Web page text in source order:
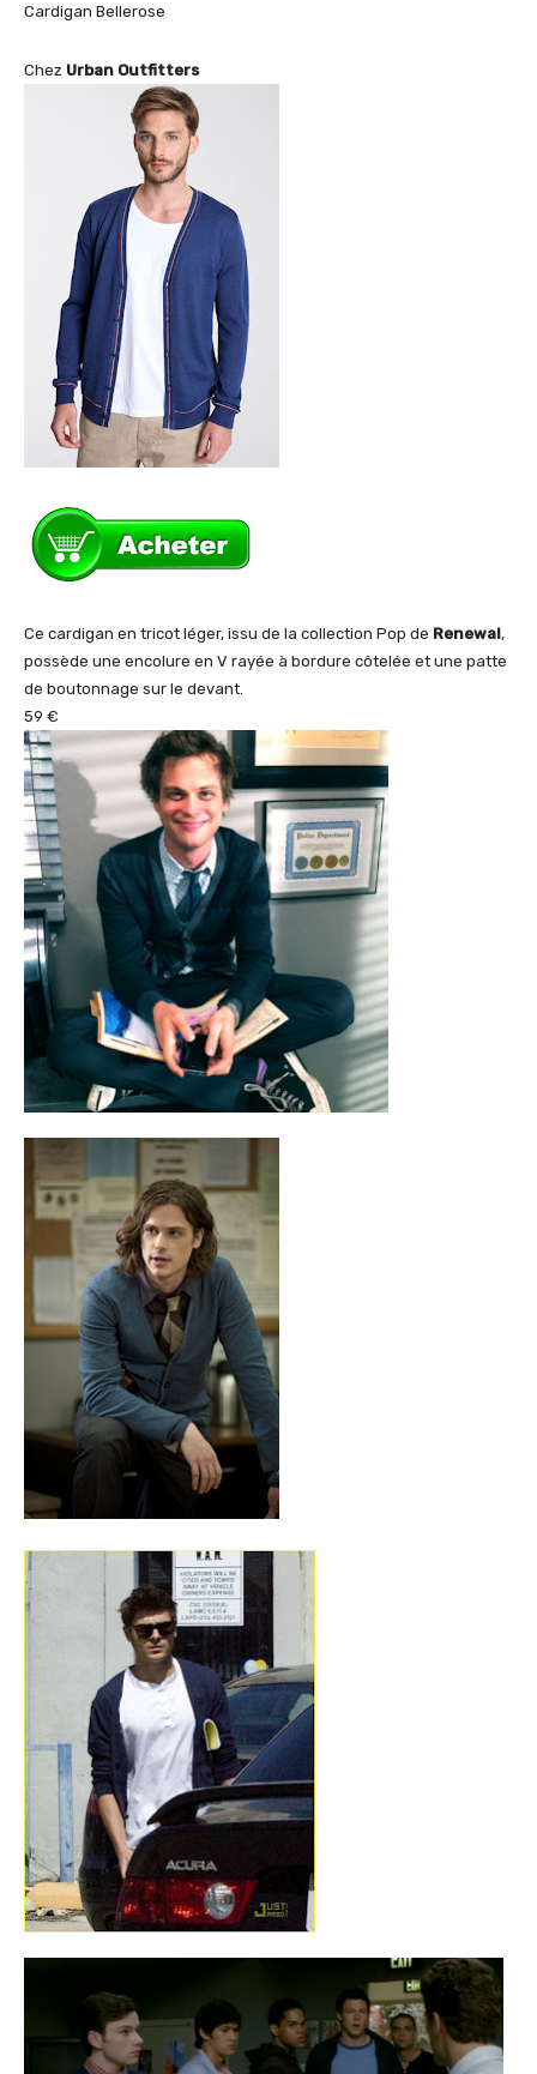
Cardigan Bellerose
Chez Urban Outfitters
Ce cardigan en tricot léger, issu de la collection Pop de Renewal,
possède une encolure en V rayée à bordure côtelée et une patte
de boutonnage sur le devant.
59 €